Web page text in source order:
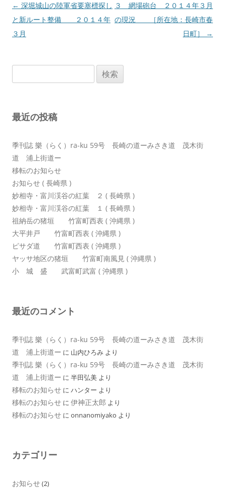
投
稿
ナ
ン
← 深堀城山の陸軍省要塞標探し
と新ルート整備 ２０１４年
３月
３ 網場砲台 ２０１４年３月
の現況 ［所在地：長崎市春
日町］
→
索:
最近の投稿
季刊誌 樂（らく）ra-ku 59号 長崎の道ーみさき道 茂木街
道 浦上街道ー
移転のお知らせ
お知らせ ( 長崎県 )
妙相寺・富川渓谷の紅葉 ２ ( 長崎県 )
妙相寺・富川渓谷の紅葉 １ ( 長崎県 )
祖納岳の猪垣 竹富町西表 ( 沖縄県 )
大平井戸 竹富町西表 ( 沖縄県 )
ピサダ道 竹富町西表 ( 沖縄県 )
ヤッサ地区の猪垣 竹富町南風見 ( 沖縄県 )
小 城 盛 武富町武富 ( 沖縄県 )
最近のコメント
季刊誌 樂（らく）ra-ku 59号 長崎の道ーみさき道 茂木街
道 浦上街道ー に 山内ひろみ より
季刊誌 樂（らく）ra-ku 59号 長崎の道ーみさき道 茂木街
道 浦上街道ー に 半田弘美 より
移転のお知らせ に ハンター より
移転のお知らせ に 伊神正太郎 より
移転のお知らせ に onnanomiyako より
カテゴリー
お知らせ(2)